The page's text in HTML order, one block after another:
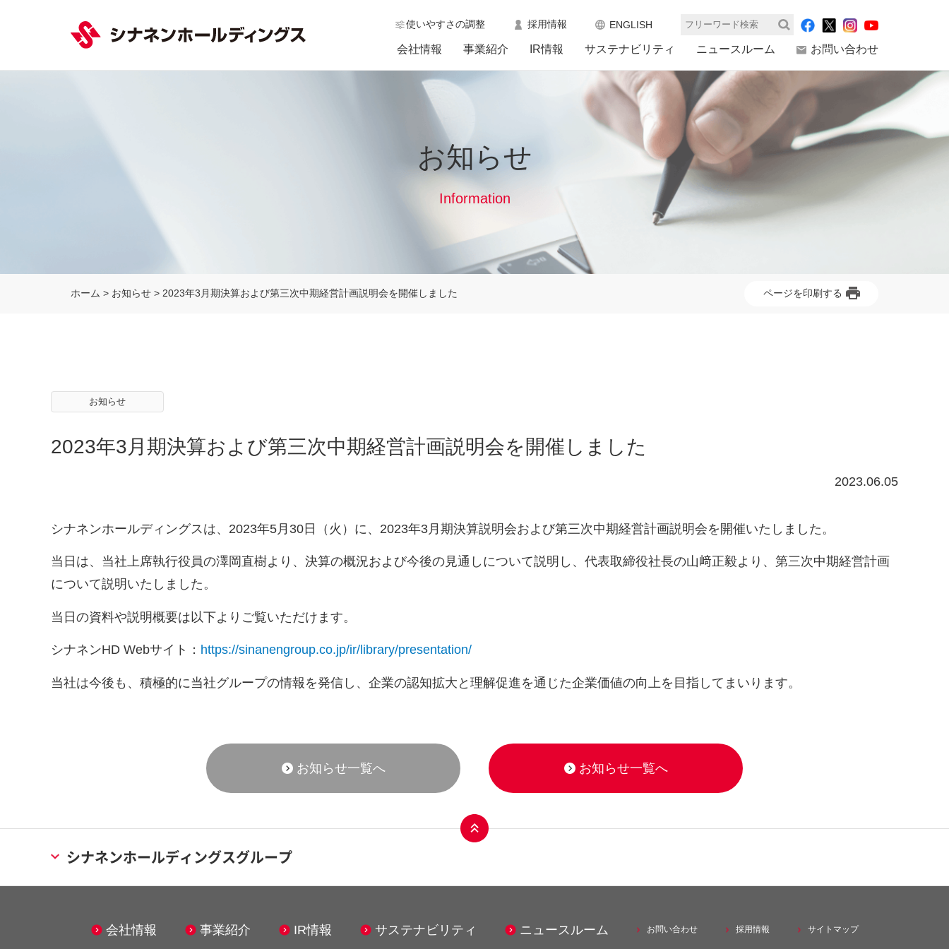
使いやすさの調整 採用情報 ENGLISH
会社情報 事業紹介 IR情報 サステナビリティ ニュースルーム お問い合わせ
お知らせ
Information
ホーム > お知らせ > 2023年3月期決算および第三次中期経営計画説明会を開催しました ページを印刷する
お知らせ
2023年3月期決算および第三次中期経営計画説明会を開催しました
2023.06.05
シナネンホールディングスは、 2023年5月 30 日（火）に、 2023年3月期決算説明会および第三次中期経営計画説明会を開催いたしました。
当日は、当社上席執行役員の澤岡直樹より、決算の概況および今後の見通しについて説明し、代表取締役社長の山﨑正毅より、第三次中期経営計画
について説明いたしました。
当日の資料や説明概要は以下よりご覧いただけます。
シナネンHD Webサイト： https://sinanengroup.co.jp/ir/library/presentation/
当社は今後も、積極的に当社グループの情報を発信し、企業の認知拡大と理解促進を通じた企業価値の向上を目指してまいります。
お知らせ一覧へ お知らせ一覧へ
シナネンホールディングスグループ
エネルギー事業
メンテナンス事業
会社情報 事業紹介 IR情報 サステナビリティ ニュースルーム お問い合わせ 採用情報 サイトマップ